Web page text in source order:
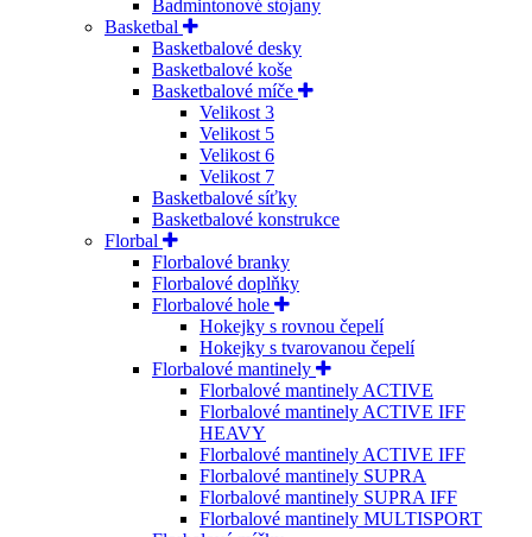
Badmintonové stojany
Basketbal
Basketbalové desky
Basketbalové koše
Basketbalové míče
Velikost 3
Velikost 5
Velikost 6
Velikost 7
Basketbalové síťky
Basketbalové konstrukce
Florbal
Florbalové branky
Florbalové doplňky
Florbalové hole
Hokejky s rovnou čepelí
Hokejky s tvarovanou čepelí
Florbalové mantinely
Florbalové mantinely ACTIVE
Florbalové mantinely ACTIVE IFF
HEAVY
Florbalové mantinely ACTIVE IFF
Florbalové mantinely SUPRA
Florbalové mantinely SUPRA IFF
Florbalové mantinely MULTISPORT